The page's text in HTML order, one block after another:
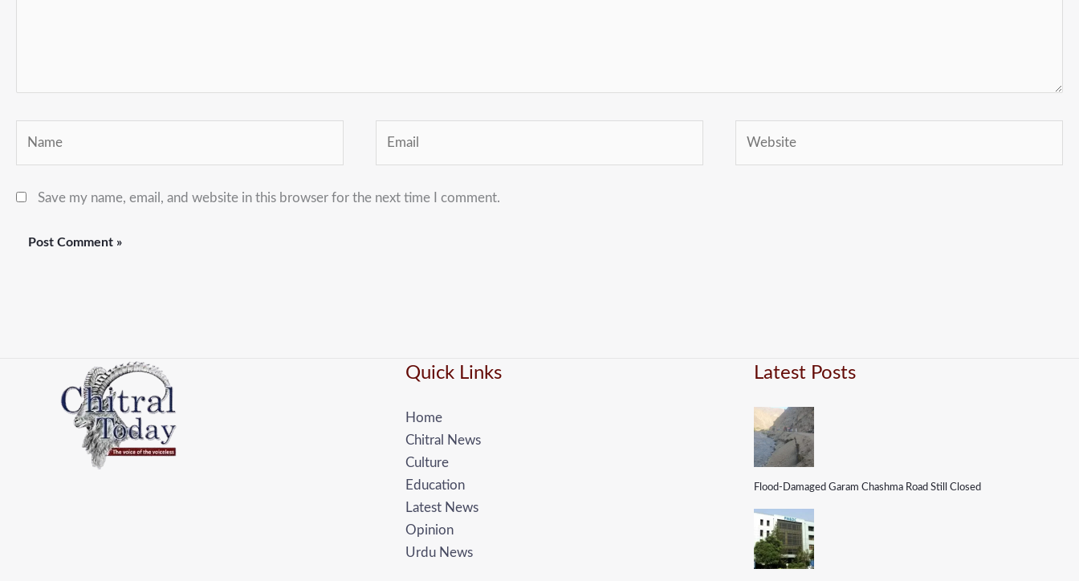
Save my name, email, and website in this browser for the next time I comment.
Quick Links
Home
Chitral News
Culture
Education
Latest News
Opinion
Urdu News
Latest Posts
Flood-Damaged Garam Chashma Road Still Closed